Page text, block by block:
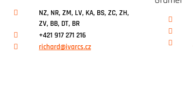
NZ, NR, ZM, LV, KA, BS, ZC, ZH,
ZV, BB, DT, BR
+421 917 271 216
richard@ivarcs.cz